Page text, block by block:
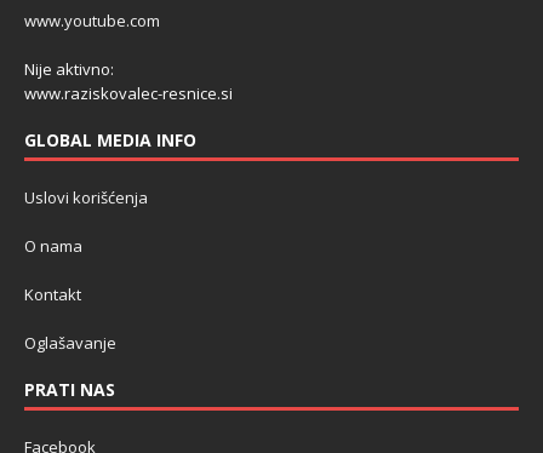
www.youtube.com
Nije aktivno:
www.raziskovalec-resnice.si
GLOBAL MEDIA INFO
Uslovi korišćenja
O nama
Kontakt
Oglašavanje
PRATI NAS
Facebook